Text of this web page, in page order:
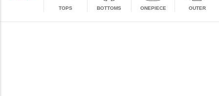
TOPS BOTTOMS ONEPIECE OUTER